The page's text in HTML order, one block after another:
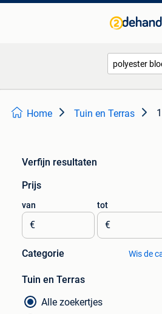
Home Tuin en Terras
Verfijn resultaten
Prijs
van
€
tot
€
Categorie Wis de
Tuin en Terras
Alle zoekertjes